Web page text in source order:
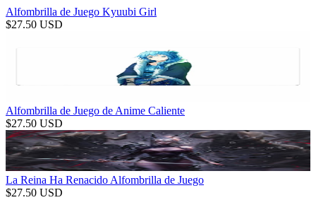
Alfombrilla de Juego Kyuubi Girl
$27.50 USD
Alfombrilla de Juego de Anime Caliente
$27.50 USD
La Reina Ha Renacido Alfombrilla de Juego
$27.50 USD